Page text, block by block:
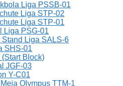
Liga PSSB-01
Liga STP-02
Liga STP-01
Liga PSG-01
Liga SALS-6
SHS-01
Block)
JGF-03
Y-C01
Olympus TTM-1